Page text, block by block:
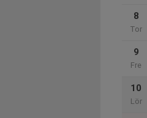
8
Tor
9
Fre
10
Lör